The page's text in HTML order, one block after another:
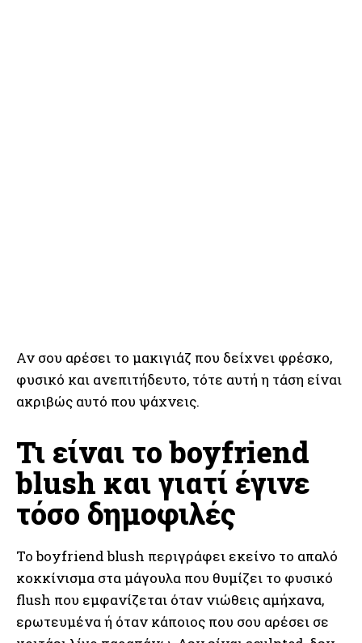
Αν σου αρέσει το μακιγιάζ που δείχνει φρέσκο,
φυσικό και ανεπιτήδευτο, τότε αυτή η τάση είναι
ακριβώς αυτό που ψάχνεις.
Τι είναι το boyfriend
blush και γιατί έγινε
τόσο δημοφιλές
Το boyfriend blush περιγράφει εκείνο το απαλό
κοκκίνισμα στα μάγουλα που θυμίζει το φυσικό
flush που εμφανίζεται όταν νιώθεις αμήχανα,
ερωτευμένα ή όταν κάποιος που σου αρέσει σε